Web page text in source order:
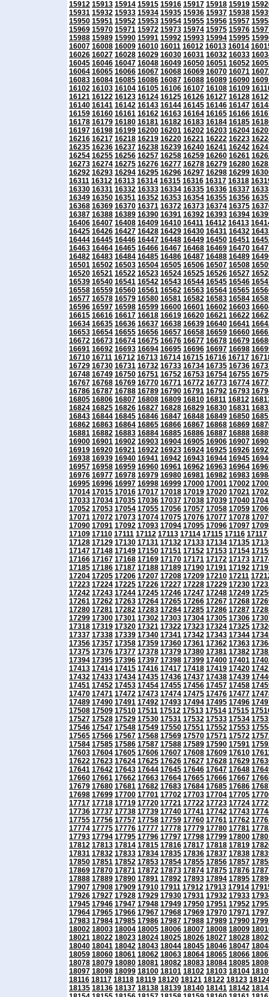
15912 15913 15914 15915 15916 15917 15918 15919
15931 15932 15933 15934 15935 15936 15937 15938
15950 15951 15952 15953 15954 15955 15956 15957
15969 15970 15971 15972 15973 15974 15975 15976
15988 15989 15990 15991 15992 15993 15994 15995
16007 16008 16009 16010 16011 16012 16013 16014
16026 16027 16028 16029 16030 16031 16032 16033
16045 16046 16047 16048 16049 16050 16051 16052
16064 16065 16066 16067 16068 16069 16070 16071
16083 16084 16085 16086 16087 16088 16089 16090
16102 16103 16104 16105 16106 16107 16108 16109
16121 16122 16123 16124 16125 16126 16127 16128
16140 16141 16142 16143 16144 16145 16146 16147
16159 16160 16161 16162 16163 16164 16165 16166
16178 16179 16180 16181 16182 16183 16184 16185
16197 16198 16199 16200 16201 16202 16203 16204
16216 16217 16218 16219 16220 16221 16222 16223
16235 16236 16237 16238 16239 16240 16241 16242
16254 16255 16256 16257 16258 16259 16260 16261
16273 16274 16275 16276 16277 16278 16279 16280
16292 16293 16294 16295 16296 16297 16298 16299
16311 16312 16313 16314 16315 16316 16317 16318
16330 16331 16332 16333 16334 16335 16336 16337
16349 16350 16351 16352 16353 16354 16355 16356
16368 16369 16370 16371 16372 16373 16374 16375
16387 16388 16389 16390 16391 16392 16393 16394
16406 16407 16408 16409 16410 16411 16412 16413
16425 16426 16427 16428 16429 16430 16431 16432
16444 16445 16446 16447 16448 16449 16450 16451
16463 16464 16465 16466 16467 16468 16469 16470
16482 16483 16484 16485 16486 16487 16488 16489
16501 16502 16503 16504 16505 16506 16507 16508
16520 16521 16522 16523 16524 16525 16526 16527
16539 16540 16541 16542 16543 16544 16545 16546
16558 16559 16560 16561 16562 16563 16564 16565
16577 16578 16579 16580 16581 16582 16583 16584
16596 16597 16598 16599 16600 16601 16602 16603
16615 16616 16617 16618 16619 16620 16621 16622
16634 16635 16636 16637 16638 16639 16640 16641
16653 16654 16655 16656 16657 16658 16659 16660
16672 16673 16674 16675 16676 16677 16678 16679
16691 16692 16693 16694 16695 16696 16697 16698
16710 16711 16712 16713 16714 16715 16716 16717
16729 16730 16731 16732 16733 16734 16735 16736
16748 16749 16750 16751 16752 16753 16754 16755
16767 16768 16769 16770 16771 16772 16773 16774
16786 16787 16788 16789 16790 16791 16792 16793
16805 16806 16807 16808 16809 16810 16811 16812
16824 16825 16826 16827 16828 16829 16830 16831
16843 16844 16845 16846 16847 16848 16849 16850
16862 16863 16864 16865 16866 16867 16868 16869
16881 16882 16883 16884 16885 16886 16887 16888
16900 16901 16902 16903 16904 16905 16906 16907
16919 16920 16921 16922 16923 16924 16925 16926
16938 16939 16940 16941 16942 16943 16944 16945
16957 16958 16959 16960 16961 16962 16963 16964
16976 16977 16978 16979 16980 16981 16982 16983
16995 16996 16997 16998 16999 17000 17001 17002
17014 17015 17016 17017 17018 17019 17020 17021
17033 17034 17035 17036 17037 17038 17039 17040
17052 17053 17054 17055 17056 17057 17058 17059
17071 17072 17073 17074 17075 17076 17077 17078
17090 17091 17092 17093 17094 17095 17096 17097
17109 17110 17111 17112 17113 17114 17115 17116 17117
17128 17129 17130 17131 17132 17133 17134 17135
17147 17148 17149 17150 17151 17152 17153 17154
17166 17167 17168 17169 17170 17171 17172 17173
17185 17186 17187 17188 17189 17190 17191 17192
17204 17205 17206 17207 17208 17209 17210 17211
17223 17224 17225 17226 17227 17228 17229 17230
17242 17243 17244 17245 17246 17247 17248 17249
17261 17262 17263 17264 17265 17266 17267 17268
17280 17281 17282 17283 17284 17285 17286 17287
17299 17300 17301 17302 17303 17304 17305 17306
17318 17319 17320 17321 17322 17323 17324 17325
17337 17338 17339 17340 17341 17342 17343 17344
17356 17357 17358 17359 17360 17361 17362 17363
17375 17376 17377 17378 17379 17380 17381 17382
17394 17395 17396 17397 17398 17399 17400 17401
17413 17414 17415 17416 17417 17418 17419 17420
17432 17433 17434 17435 17436 17437 17438 17439
17451 17452 17453 17454 17455 17456 17457 17458
17470 17471 17472 17473 17474 17475 17476 17477
17489 17490 17491 17492 17493 17494 17495 17496
17508 17509 17510 17511 17512 17513 17514 17515
17527 17528 17529 17530 17531 17532 17533 17534
17546 17547 17548 17549 17550 17551 17552 17553
17565 17566 17567 17568 17569 17570 17571 17572
17584 17585 17586 17587 17588 17589 17590 17591
17603 17604 17605 17606 17607 17608 17609 17610
17622 17623 17624 17625 17626 17627 17628 17629
17641 17642 17643 17644 17645 17646 17647 17648
17660 17661 17662 17663 17664 17665 17666 17667
17679 17680 17681 17682 17683 17684 17685 17686
17698 17699 17700 17701 17702 17703 17704 17705
17717 17718 17719 17720 17721 17722 17723 17724
17736 17737 17738 17739 17740 17741 17742 17743
17755 17756 17757 17758 17759 17760 17761 17762
17774 17775 17776 17777 17778 17779 17780 17781
17793 17794 17795 17796 17797 17798 17799 17800
17812 17813 17814 17815 17816 17817 17818 17819
17831 17832 17833 17834 17835 17836 17837 17838
17850 17851 17852 17853 17854 17855 17856 17857
17869 17870 17871 17872 17873 17874 17875 17876
17888 17889 17890 17891 17892 17893 17894 17895
17907 17908 17909 17910 17911 17912 17913 17914
17926 17927 17928 17929 17930 17931 17932 17933
17945 17946 17947 17948 17949 17950 17951 17952
17964 17965 17966 17967 17968 17969 17970 17971
17983 17984 17985 17986 17987 17988 17989 17990
18002 18003 18004 18005 18006 18007 18008 18009
18021 18022 18023 18024 18025 18026 18027 18028
18040 18041 18042 18043 18044 18045 18046 18047
18059 18060 18061 18062 18063 18064 18065 18066
18078 18079 18080 18081 18082 18083 18084 18085
18097 18098 18099 18100 18101 18102 18103 18104
18116 18117 18118 18119 18120 18121 18122 18123
18135 18136 18137 18138 18139 18140 18141 18142